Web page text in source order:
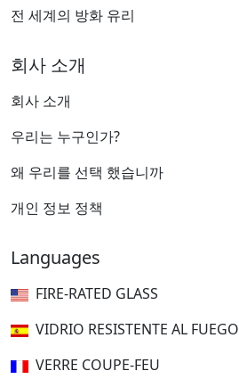
전 세계의 방화 유리
회사 소개
회사 소개
우리는 누구인가?
왜 우리를 선택 했습니까
개인 정보 정책
Languages
FIRE-RATED GLASS
VIDRIO RESISTENTE AL FUEGO
VERRE COUPE-FEU